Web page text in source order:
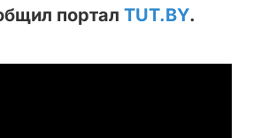
портал TUT.BY.